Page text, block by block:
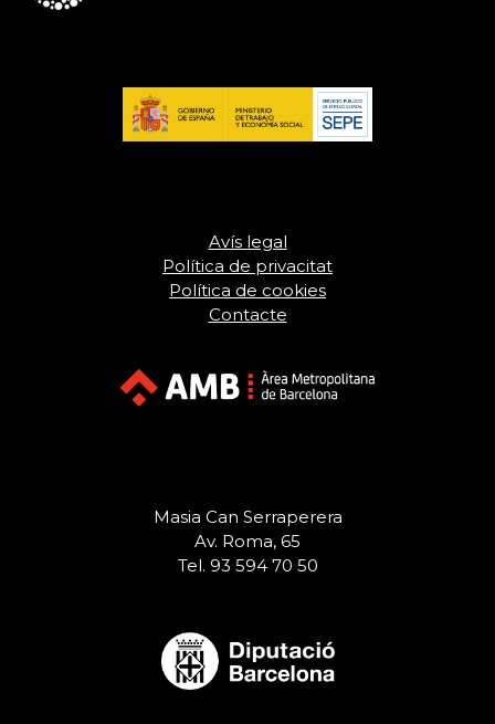
Avís legal
Política de privacitat
Política de cookies
Contacte
Masia Can Serraperera
Av. Roma, 65
Tel. 93 594 70 50